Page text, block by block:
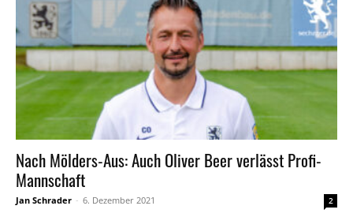
Nach Mölders-Aus: Auch Oliver Beer verlässt Profi-
Mannschaft
Jan Schrader - 6. Dezember 2021 2